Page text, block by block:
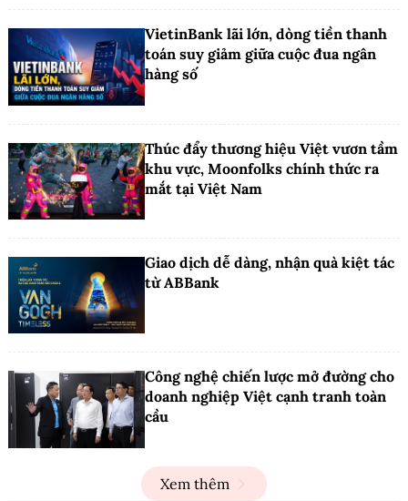
VietinBank lãi lớn, dòng tiền thanh
toán suy giảm giữa cuộc đua ngân
hàng số
Thúc đẩy thương hiệu Việt vươn tầm
khu vực, Moonfolks chính thức ra
mắt tại Việt Nam
Giao dịch dễ dàng, nhận quà kiệt tác
từ ABBank
Công nghệ chiến lược mở đường cho
doanh nghiệp Việt cạnh tranh toàn
cầu
Xem thêm